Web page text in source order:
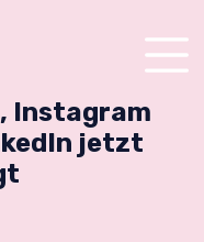
Instagram
jetzt